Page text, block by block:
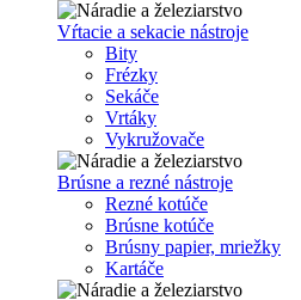
Vŕtacie a sekacie nástroje
Bity
Frézky
Sekáče
Vrtáky
Vykružovače
Brúsne a rezné nástroje
Rezné kotúče
Brúsne kotúče
Brúsny papier, mriežky
Kartáče